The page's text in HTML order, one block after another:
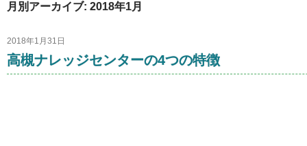
月別アーカイブ: 2018年1月
2018年1月31日
高槻ナレッジセンターの4つの特徴